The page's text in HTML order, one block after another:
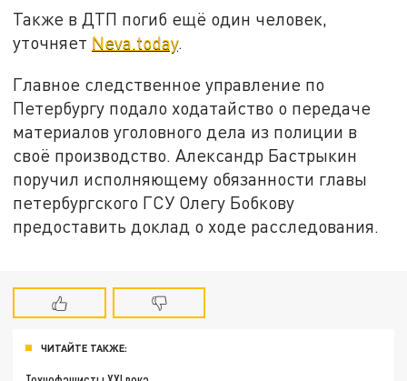
Также в ДТП погиб ещё один человек,
уточняет Neva.today.
Главное следственное управление по
Петербургу подало ходатайство о передаче
материалов уголовного дела из полиции в
своё производство. Александр Бастрыкин
поручил исполняющему обязанности главы
петербургского ГСУ Олегу Бобкову
предоставить доклад о ходе расследования.
ЧИТАЙТЕ ТАКЖЕ: